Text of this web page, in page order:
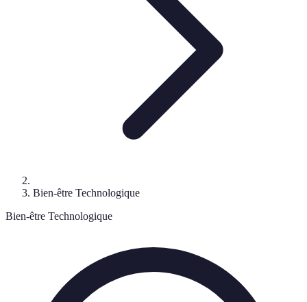
Bien-être Technologique
Bien-être Technologique